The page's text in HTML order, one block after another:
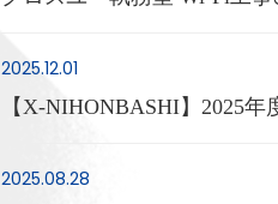
2025.12.01
【X-NIHONBASHI】2025
2025.08.28